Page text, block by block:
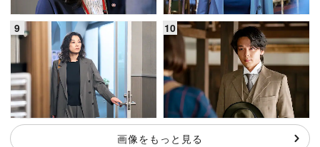
画像をもっと見る